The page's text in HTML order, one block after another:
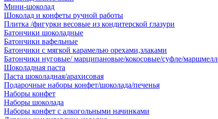
Мини-шоколад
Шоколад и конфеты ручной работы
Плитка /фигурки весовые из кондитерской глазури
Батончики шоколадные
Батончики вафельные
Батончики с мягкой карамелью орехами,злаками
Батончики нуговые/ марципановые/кокосовые/суфле/
Шоколадная паста
Паста шоколадная/арахисовая
Подарочные наборы конфет/шоколада/печенья
Наборы конфет
Наборы шоколада
Наборы конфет с алкогольными начинками